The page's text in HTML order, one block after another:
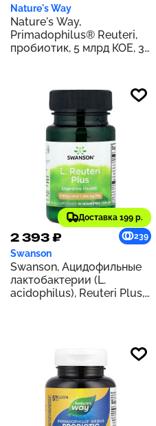
Nature's Way
Nature's Way,
Primadophilus® Reuteri,
пробиотик, 5 млрд КОЕ, 30
Доставка 199 р.
2 393 ₽ 239
Swanson
Swanson, Ацидофильные
лактобактерии (L.
acidophilus), Reuteri Plus,